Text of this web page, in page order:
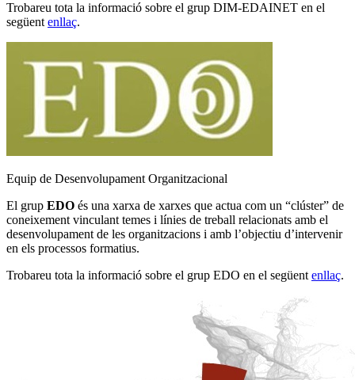
Trobareu tota la informació sobre el grup DIM-EDAINET en el
següent enllaç.
Equip de Desenvolupament Organitzacional
El grup EDO és una xarxa de xarxes que actua com un “clúster” de
coneixement vinculant temes i línies de treball relacionats amb el
desenvolupament de les organitzacions i amb l’objectiu d’intervenir
en els processos formatius.
Trobareu tota la informació sobre el grup EDO en el següent enllaç.